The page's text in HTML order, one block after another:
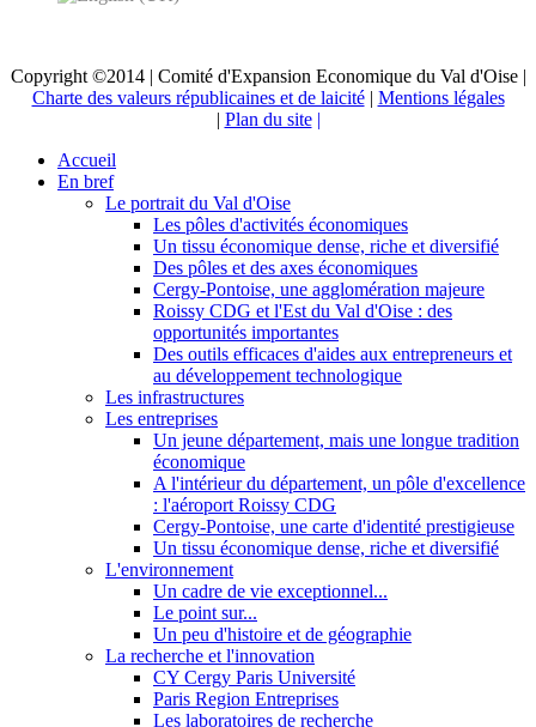
Copyright ©2014 | Comité d'Expansion Economique du Val d'Oise |
Charte des valeurs républicaines et de laicité| Mentions légales
| Plan du site |
Accueil
En bref
Le portrait du Val d'Oise
Les pôles d'activités économiques
Un tissu économique dense, riche et diversifié
Des pôles et des axes économiques
Cergy-Pontoise, une agglomération majeure
Roissy CDG et l'Est du Val d'Oise : des
opportunités importantes
Des outils efficaces d'aides aux entrepreneurs et
au développement technologique
Les infrastructures
Les entreprises
Un jeune département, mais une longue tradition
économique
A l'intérieur du département, un pôle d'excellence
: l'aéroport Roissy CDG
Cergy-Pontoise, une carte d'identité prestigieuse
Un tissu économique dense, riche et diversifié
L'environnement
Un cadre de vie exceptionnel...
Le point sur...
Un peu d'histoire et de géographie
La recherche et l'innovation
CY Cergy Paris Université
Paris Region Entreprises
Les laboratoires de recherche